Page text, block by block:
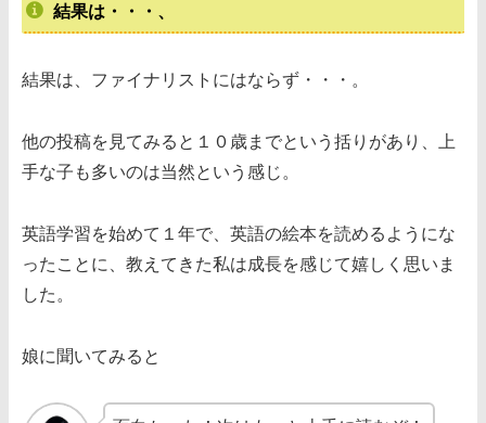
結果は・・・、
結果は、ファイナリストにはならず・・・。
他の投稿を見てみると１０歳までという括りがあり、上
手な子も多いのは当然という感じ。
英語学習を始めて１年で、英語の絵本を読めるようにな
ったことに、教えてきた私は成長を感じて嬉しく思いま
した。
娘に聞いてみると